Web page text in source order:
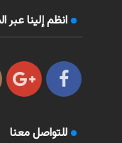
انظم إلينا عبر
للتواصل معنا